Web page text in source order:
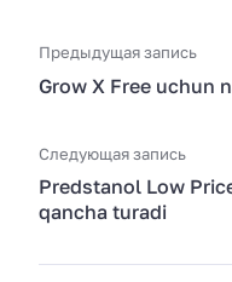
Предыдущая запись
Grow X Free uchun
Следующая запись
Predstanol Low
qancha turadi